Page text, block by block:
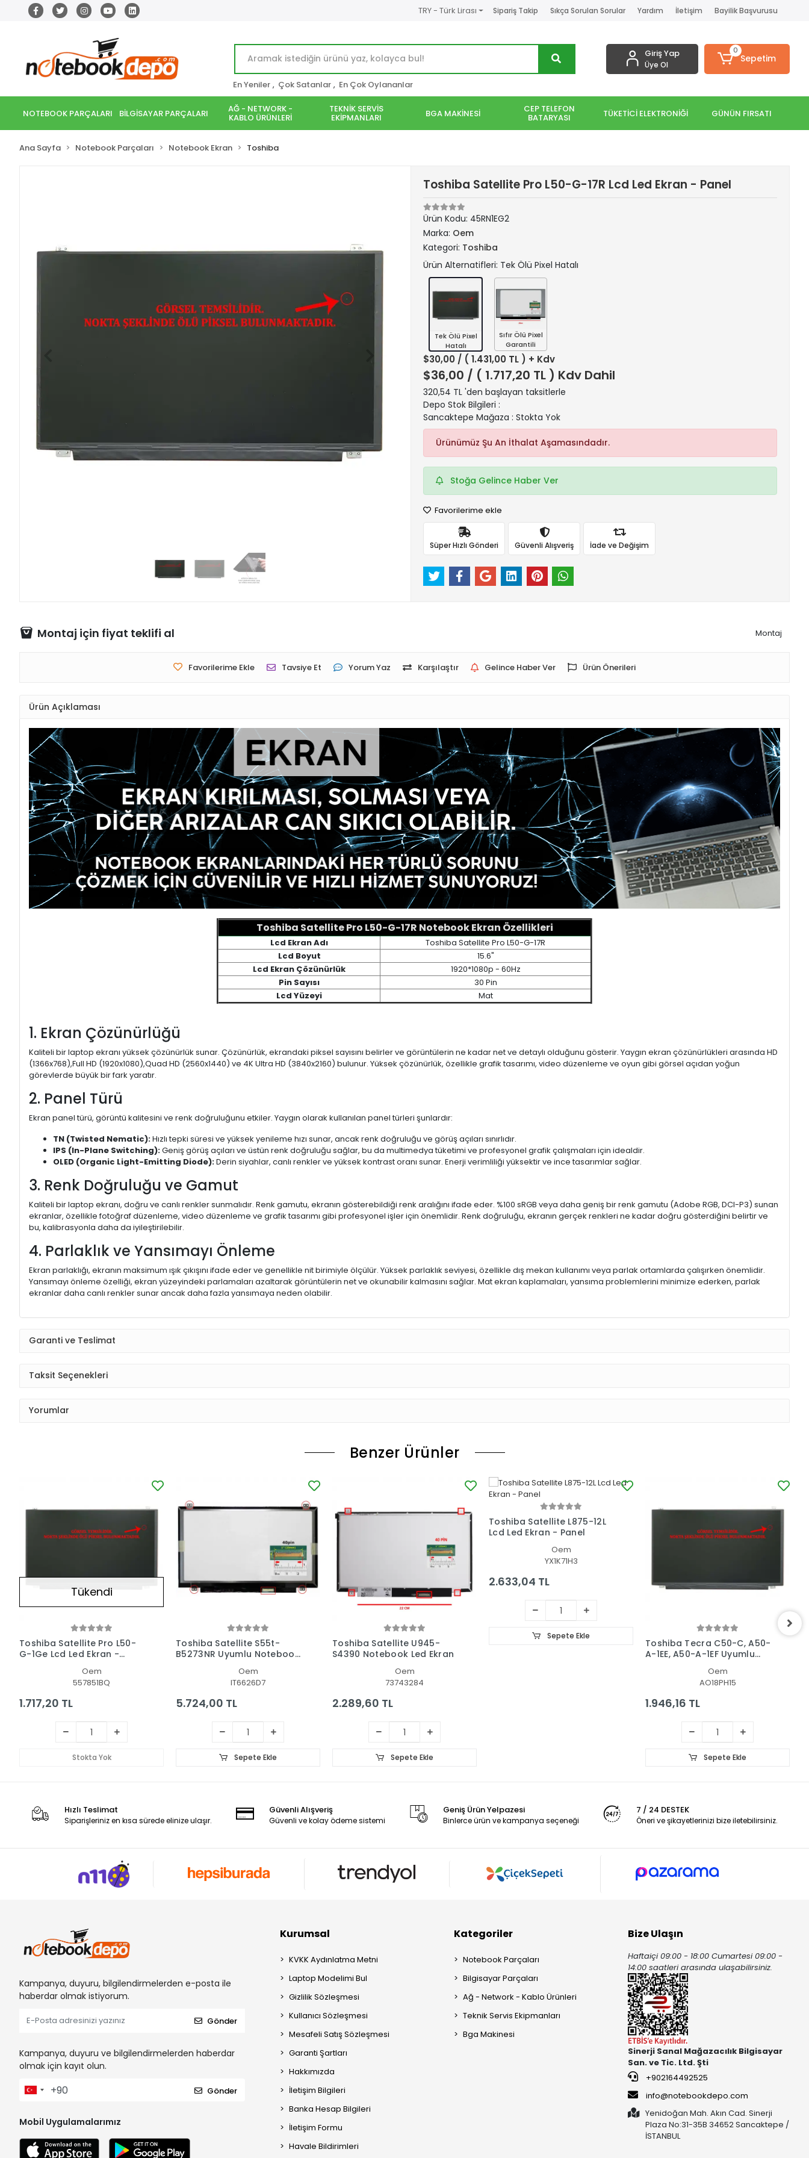
TRY - Türk Lirası Sipariş Takip Sıkça Sorulan Sorular Yardım İletişim Bayilik Başvurusu
En Yeniler , Çok Satanlar , En Çok Oylananlar
Giriş Yap
Üye Ol
0
Sepetim
NOTEBOOK PARÇALARI BİLGİSAYAR PARÇALARI AĞ - NETWORK -
KABLO ÜRÜNLERİ
TEKNİK SERVİS
EKİPMANLARI BGA MAKİNESİ CEP TELEFON
BATARYASI TÜKETİCİ ELEKTRONİĞİ GÜNÜN FIRSATI
Ana Sayfa Notebook Parçaları Notebook Ekran Toshiba
Toshiba Satellite Pro L50-G-17R Lcd Led Ekran - Panel
Ürün Kodu: 45RN1EG2
Marka: Oem
Kategori: Toshiba
Ürün Alternatifleri: Tek Ölü Pixel Hatalı
Tek Ölü Pixel
Hatalı
Sıfır Ölü Pixel
Garantili
$30,00 / ( 1.431,00 TL ) + Kdv
$36,00 / ( 1.717,20 TL ) Kdv Dahil
320,54 TL 'den başlayan taksitlerle
Depo Stok Bilgileri :
Sancaktepe Mağaza : Stokta Yok
Ürünümüz Şu An İthalat Aşamasındadır.
Stoğa Gelince Haber Ver
Favorilerime ekle
Süper Hızlı Gönderi Güvenli Alışveriş İade ve Değişim
Montaj için fiyat teklifi al Montaj
Favorilerime Ekle Tavsiye Et Yorum Yaz Karşılaştır Gelince Haber Ver Ürün Önerileri
Ürün Açıklaması
Toshiba Satellite Pro L50-G-17R Notebook Ekran Özellikleri
Lcd Ekran Adı
Toshiba Satellite Pro L50-G-17R
Lcd Boyut
15.6"
Lcd Ekran Çözünürlük
1920*1080p - 60Hz
Pin Sayısı
30 Pin
Lcd Yüzeyi
Mat
1. Ekran Çözünürlüğü
Kaliteli bir laptop ekranı yüksek çözünürlük sunar. Çözünürlük, ekrandaki piksel sayısını belirler ve görüntülerin ne kadar net ve detaylı olduğunu gösterir. Yaygın ekran çözünürlükleri arasında HD
(1366x768),Full HD (1920x1080),Quad HD (2560x1440) ve 4K Ultra HD (3840x2160) bulunur. Yüksek çözünürlük, özellikle grafik tasarımı, video düzenleme ve oyun gibi görsel açıdan yoğun
görevlerde büyük bir fark yaratır.
2. Panel Türü
Ekran panel türü, görüntü kalitesini ve renk doğruluğunu etkiler. Yaygın olarak kullanılan panel türleri şunlardır:
TN (Twisted Nematic):Hızlı tepki süresi ve yüksek yenileme hızı sunar, ancak renk doğruluğu ve görüş açıları sınırlıdır.
IPS (In-Plane Switching):Geniş görüş açıları ve üstün renk doğruluğu sağlar, bu da multimedya tüketimi ve profesyonel grafik çalışmaları için idealdir.
OLED (Organic Light-Emitting Diode):Derin siyahlar, canlı renkler ve yüksek kontrast oranı sunar. Enerji verimliliği yüksektir ve ince tasarımlar sağlar.
3. Renk Doğruluğu ve Gamut
Kaliteli bir laptop ekranı, doğru ve canlı renkler sunmalıdır. Renk gamutu, ekranın gösterebildiği renk aralığını ifade eder. %100 sRGB veya daha geniş bir renk gamutu (Adobe RGB, DCI-P3) sunan
ekranlar, özellikle fotoğraf düzenleme, video düzenleme ve grafik tasarımı gibi profesyonel işler için önemlidir. Renk doğruluğu, ekranın gerçek renkleri ne kadar doğru gösterdiğini belirtir ve
bu, kalibrasyonla daha da iyileştirilebilir.
4. Parlaklık ve Yansımayı Önleme
Ekran parlaklığı, ekranın maksimum ışık çıkışını ifade eder ve genellikle nit birimiyle ölçülür. Yüksek parlaklık seviyesi, özellikle dış mekan kullanımı veya parlak ortamlarda çalışırken önemlidir.
Yansımayı önleme özelliği, ekran yüzeyindeki parlamaları azaltarak görüntülerin net ve okunabilir kalmasını sağlar. Mat ekran kaplamaları, yansıma problemlerini minimize ederken, parlak
ekranlar daha canlı renkler sunar ancak daha fazla yansımaya neden olabilir.
Garanti ve Teslimat
Taksit Seçenekleri
Yorumlar
Benzer Ürünler
Tükendi
Toshiba Satellite Pro L50-
G-1Ge Lcd Led Ekran -
Oem
557851BQ
1.717,20 TL
Stokta Yok
Toshiba Satellite S55t-
B5273NR Uyumlu Notebook
Oem
IT6626D7
5.724,00 TL
Sepete Ekle
Toshiba Satellite U945-
S4390 Notebook Led Ekran
Oem
73743284
2.289,60 TL
Sepete Ekle
Toshiba Satellite L875-12L
Lcd Led Ekran - Panel
Oem
YX1K71H3
2.633,04 TL
Sepete Ekle
Toshiba Tecra C50-C, A50-
A-1EE, A50-A-1EF Uyumlu
Oem
AO18PH15
1.946,16 TL
Sepete Ekle
Hızlı Teslimat
Siparişleriniz en kısa sürede elinize ulaşır.
Güvenli Alışveriş
Güvenli ve kolay ödeme sistemi
Geniş Ürün Yelpazesi
Binlerce ürün ve kampanya seçeneği
7 / 24 DESTEK
Öneri ve şikayetlerinizi bize iletebilirsiniz.
Kampanya, duyuru, bilgilendirmelerden e-posta ile
haberdar olmak istiyorum.
Gönder
Kampanya, duyuru ve bilgilendirmelerden haberdar
olmak için kayıt olun.
Gönder
Mobil Uygulamalarımız
Kurumsal
KVKK Aydınlatma Metni
Laptop Modelimi Bul
Gizlilik Sözleşmesi
Kullanıcı Sözleşmesi
Mesafeli Satış Sözleşmesi
Garanti Şartları
Hakkımızda
İletişim Bilgileri
Banka Hesap Bilgileri
İletişim Formu
Havale Bildirimleri
Kategoriler
Notebook Parçaları
Bilgisayar Parçaları
Ağ - Network - Kablo Ürünleri
Teknik Servis Ekipmanları
Bga Makinesi
Bize Ulaşın
Haftaiçi 09:00 - 18:00 Cumartesi 09:00 -
14:00 saatleri arasında ulaşabilirsiniz.
Sinerji Sanal Mağazacılık Bilgisayar
San. ve Tic. Ltd. Şti
+902164492525
info@notebookdepo.com
Yenidoğan Mah. Akın Cad. Sinerji
Plaza No:31-35B 34652 Sancaktepe /
İSTANBUL